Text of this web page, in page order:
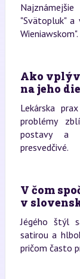
"Svätopluk" a
Wieniawskom".
Ako
na jeho
Lekárska
problémy
postavy a
presvedčivé.
V čom
v
Jégého štýl
satirou a
pričom často